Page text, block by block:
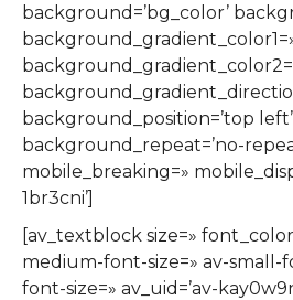
background=’bg_color’
background_position=’top left’
background_repeat=’no-
mobile_breaking=»
1br3cni’]
[av_textblock size=»
medium-font-size=» av-small-
font-size=» av_uid=’av-